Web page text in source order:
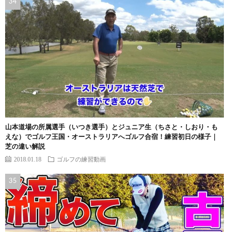
山本道場の所属選手（いつき選手）とジュニア生（ちさと・しおり・も
えな）でゴルフ王国・オーストラリアへゴルフ合宿！練習初日の様子｜
芝の違い解説
2018.01.18 ゴルフの練習動画